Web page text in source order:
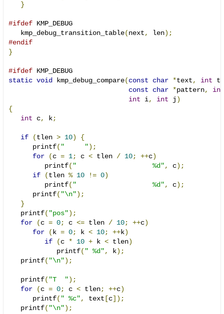
}
#ifdef KMP_DEBUG
   kmp_debug_transition_table
(next, len);
#endif
}
#ifdef
static void kmp_debug_compare(const char *text, int
const
char *pattern,
int
int i, int j )
{
int c, k;
if (tlen > 10)
{
      printf
( "     ");
for
(c = 1; c < tlen / 10; ++c)
         printf
( "                   %d", c);
if
(tlen % 10 != 0)
         printf
( "                   %d", c);
      printf
( "\n");
}
   printf
( "pos");
for
(c = 0; c <= tlen / 10; ++c)
for
( k = 0; k < 10; ++k)
if
(c * 10 + k < tlen)
            printf
( " %d", k);
   printf
( "\n");
   printf
( "T  ");
for
(c = 0; c < tlen; ++c)
      printf
( " %c", text [c]);
   printf
( "\n");